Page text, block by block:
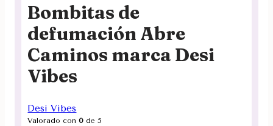
Bombitas de
defumación Abre
Caminos marca Desi
Vibes
Desi Vibes
Valorado con0 de 5